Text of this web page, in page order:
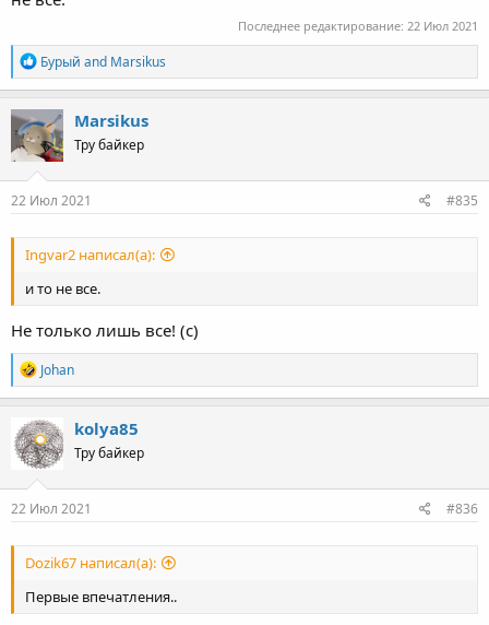
Последнее редактирование: 22 Июл 2021
R
e
a
c
t
i
o
n
s
Бурый and Marsikus
Marsikus
Тру байкер
22 Июл 2021 #835
Ingvar2 написал(а):
и то не все.
Не только лишь все! (c)
R
e
a
c
t
i
o
n
s
Johan
kolya85
Тру байкер
22 Июл 2021 #836
Dozik67 написал(а):
Первые впечатления..